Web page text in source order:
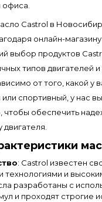
офиса.
Castrol в
онлайн-
выбор продуктов
типов двигателей и
от того, какой у
или спортивный, у нас
чтобы обеспечить
: Castrol известен
технологиями и
разработаны с
и проходят строгие